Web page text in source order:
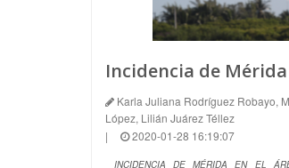
Karla Juliana Rodríguez Robayo,
López, Lilián Juárez Téllez
|
2020-01-28 16:19:07
INCIDENCIA DE MÉRIDA EN EL